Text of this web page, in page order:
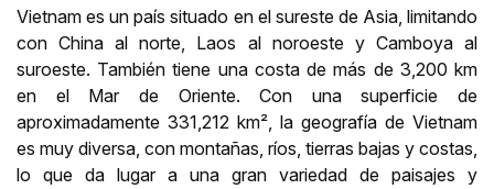
Vietnam es un país situado en el sureste de Asia, limitando
con China al norte, Laos al noroeste y Camboya al
suroeste. También tiene una costa de más de 3,200 km
en el Mar de Oriente. Con una superficie de
aproximadamente 331,212 km², la geografía de Vietnam
es muy diversa, con montañas, ríos, tierras bajas y costas,
lo que da lugar a una gran variedad de paisajes y